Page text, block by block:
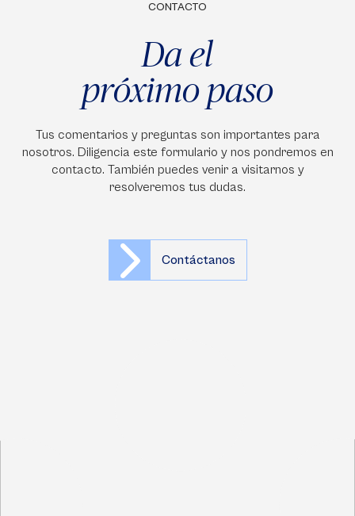
CONTACTO
Da el
próximo paso
Tus comentarios y preguntas son importantes para
nosotros. Diligencia este formulario y nos pondremos en
contacto. También puedes venir a visitarnos y
resolveremos tus dudas.
Contáctanos